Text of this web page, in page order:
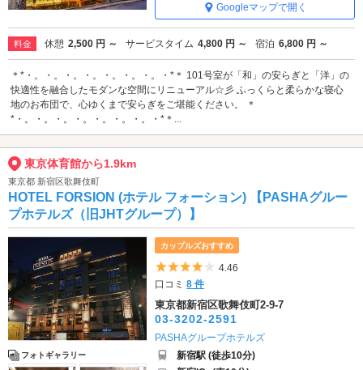
Googleマップで開く
料金 休憩 2,500 円 ～ サービスタイム 4,800 円 ～ 宿泊 6,800 円 ～
＊*・。・。・。・。・。・。・。・*＊ 101号室が「和」の安らぎと「洋」の
快適性を融合したモダンな空間にリニューアル☆彡 ふっくらと柔らかな寝心
地のお布団で、心ゆくまで安らぎをご堪能ください。 ＊
*・。・。・。・。・。・。・。・*＊...
東京体育館から1.9km
東京都 新宿区歌舞伎町
HOTEL FORSION (ホテル フォーション) 【PASHAグルー
プホテルズ（旧JHTグループ）】
フォトギャラリー
カップルズおすすめ
5つ星のうち4
4.46
口コミ8 件
東京都新宿区歌舞伎町2-9-7
03-3202-2591
PASHAグループホテルズ
新宿駅 (徒歩10分)